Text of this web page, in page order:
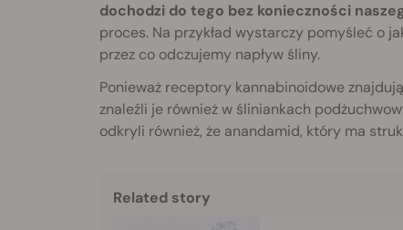
dochodzi do tego bez konieczności
proces. Na przykład wystarczy pomyśleć o
przez co odczujemy napływ śliny.
Ponieważ receptory kannabinoidowe
znaleźli je również w śliniankach
odkryli również, że anandamid, który ma
Related story